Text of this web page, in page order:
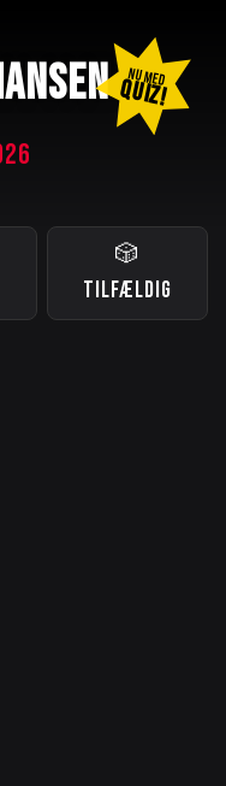
NU MED
QUIZ!
🎲
TILFÆLDIG